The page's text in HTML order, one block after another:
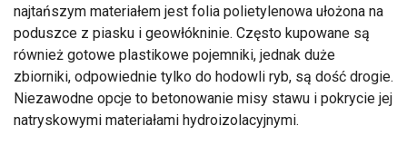
najtańszym materiałem jest folia polietylenowa ułożona na
poduszce z piasku i geowłókninie. Często kupowane są
również gotowe plastikowe pojemniki, jednak duże
zbiorniki, odpowiednie tylko do hodowli ryb, są dość drogie.
Niezawodne opcje to betonowanie misy stawu i pokrycie jej
natryskowymi materiałami hydroizolacyjnymi.